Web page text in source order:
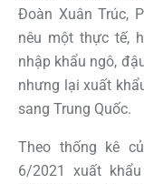
Đoàn Xuân Trúc,
nêu một thực tế,
nhập khẩu ngô,
nhưng lại xuất
sang Trung Quốc.
Theo thống kê
6/2021 xuất